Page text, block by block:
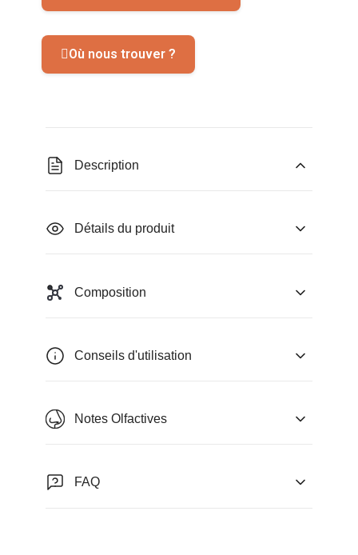
Où nous trouver ?
Description
Détails du produit
Composition
Conseils d'utilisation
Notes Olfactives
FAQ